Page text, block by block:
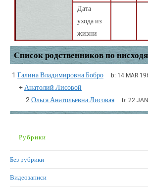
Дата
ухода из
жизни
Список родственников по
1 Галина Владимировна Бобро b: 14 MAR
+ Анатолий Лисовой
2 Ольга Анатольевна Лисовая b: 22
Рубрики
Без рубрики
Видеозаписи